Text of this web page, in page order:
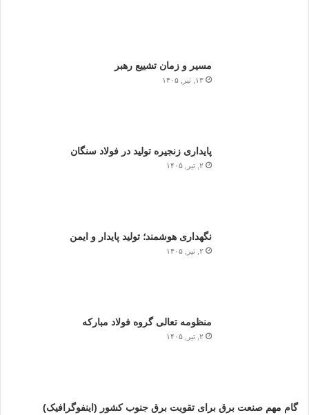
مسیر و زمان تشییع رهبر
۱۳, تیر, ۱۴۰۵
پایداری زنجیره تولید در فولاد سنگان
۲, تیر, ۱۴۰۵
نگهداری هوشمند؛ تولید پایدار و ایمن
۲, تیر, ۱۴۰۵
منظومه تعالی گروه فولاد مبارکه
۲, تیر, ۱۴۰۵
گام مهم صنعت برق برای تقویت برق جنوب کشور (اینفوگرافیک)